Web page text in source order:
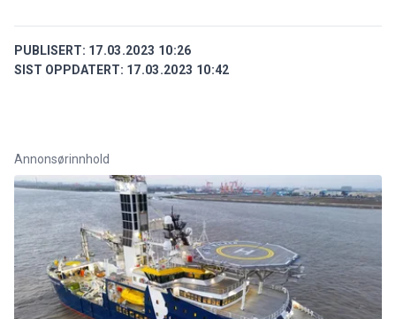
PUBLISERT: 17.03.2023 10:26
SIST OPPDATERT: 17.03.2023 10:42
Annonsørinnhold